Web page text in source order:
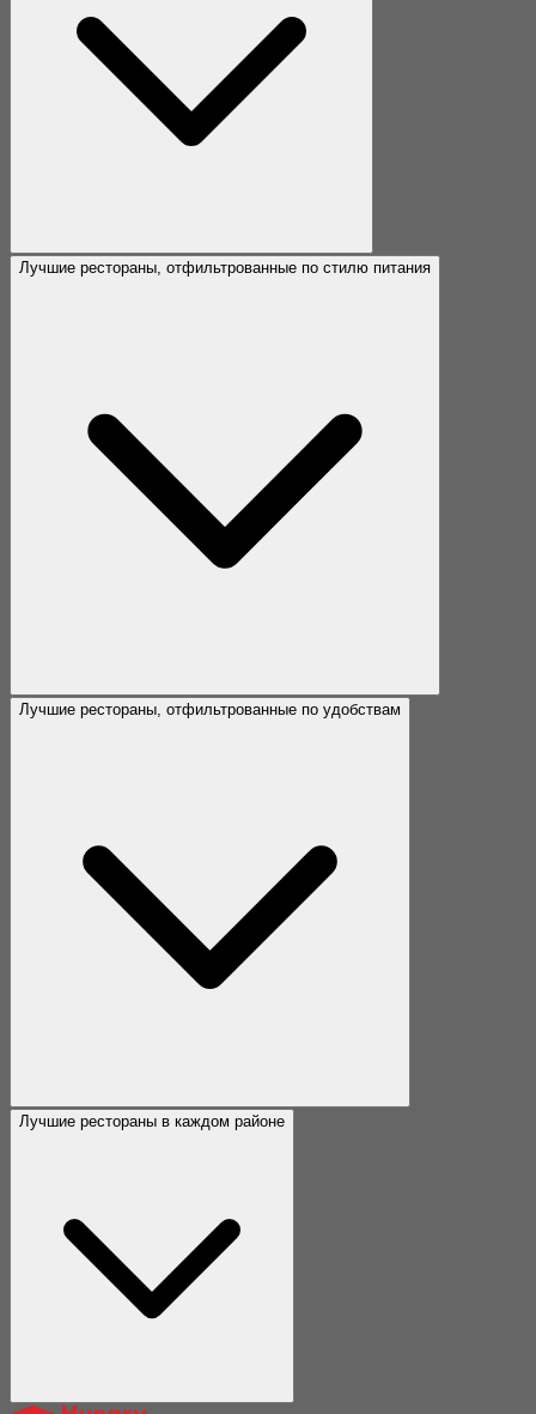
Лучшие рестораны, отфильтрованные по стилю питания
Лучшие рестораны, отфильтрованные по удобствам
Лучшие рестораны в каждом районе